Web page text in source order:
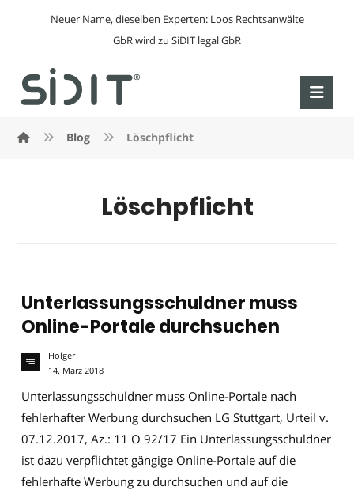
Neuer Name, dieselben Experten: Loos Rechtsanwälte
GbR wird zu SiDIT legal GbR
Blog Löschpflicht
Löschpflicht
Unterlassungsschuldner muss
Online-Portale durchsuchen
Holger
14. März 2018
Unterlassungsschuldner muss Online-Portale nach
fehlerhafter Werbung durchsuchen LG Stuttgart, Urteil v.
07.12.2017, Az.: 11 O 92/17 Ein Unterlassungsschuldner
ist dazu verpflichtet gängige Online-Portale auf die
fehlerhafte Werbung zu durchsuchen und auf die